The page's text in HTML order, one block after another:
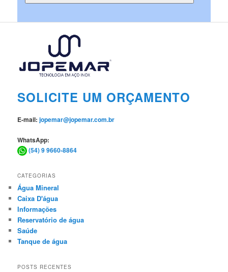
SOLICITE UM ORÇAMENTO
E-mail:jopemar@jopemar.com.br
WhatsApp:
(54) 9 9660-8864
CATEGORIAS
Água Mineral
Caixa D'água
Informações
Reservatório de água
Saúde
Tanque de água
POSTS RECENTES